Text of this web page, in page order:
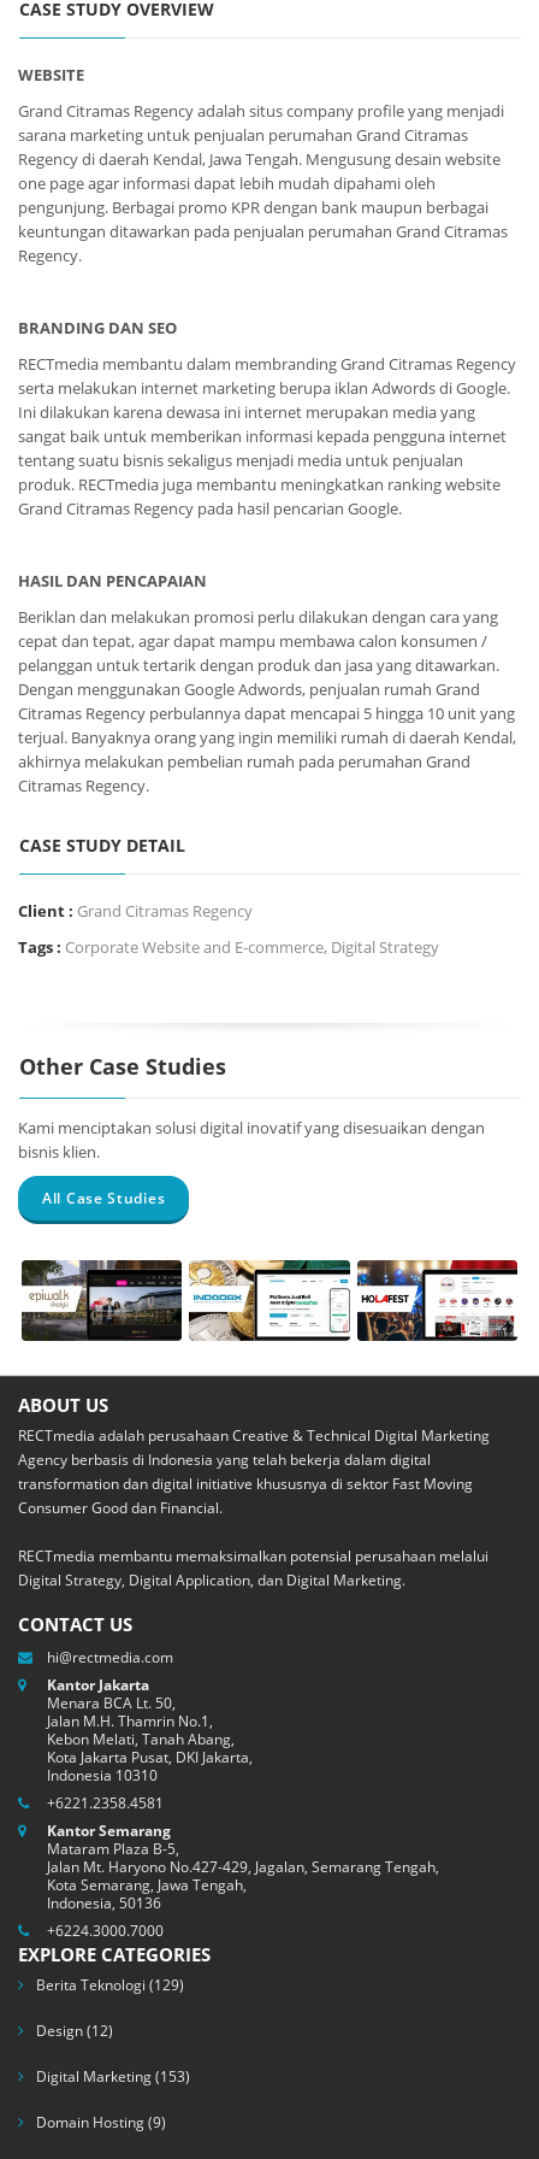
CASE STUDY OVERVIEW
WEBSITE
Grand Citramas Regency adalah situs company profile yang menjadi
sarana marketing untuk penjualan perumahan Grand Citramas
Regency di daerah Kendal, Jawa Tengah. Mengusung desain website
one page agar informasi dapat lebih mudah dipahami oleh
pengunjung. Berbagai promo KPR dengan bank maupun berbagai
keuntungan ditawarkan pada penjualan perumahan Grand Citramas
Regency.
BRANDING DAN SEO
RECTmedia membantu dalam membranding Grand Citramas Regency
serta melakukan internet marketing berupa iklan Adwords di Google.
Ini dilakukan karena dewasa ini internet merupakan media yang
sangat baik untuk memberikan informasi kepada pengguna internet
tentang suatu bisnis sekaligus menjadi media untuk penjualan
produk. RECTmedia juga membantu meningkatkan ranking website
Grand Citramas Regency pada hasil pencarian Google.
HASIL DAN PENCAPAIAN
Beriklan dan melakukan promosi perlu dilakukan dengan cara yang
cepat dan tepat, agar dapat mampu membawa calon konsumen /
pelanggan untuk tertarik dengan produk dan jasa yang ditawarkan.
Dengan menggunakan Google Adwords, penjualan rumah Grand
Citramas Regency perbulannya dapat mencapai 5 hingga 10 unit yang
terjual. Banyaknya orang yang ingin memiliki rumah di daerah Kendal,
akhirnya melakukan pembelian rumah pada perumahan Grand
Citramas Regency.
CASE STUDY DETAIL
Client : Grand Citramas Regency
Tags : Corporate Website and E-commerce, Digital Strategy
Other Case Studies
Kami menciptakan solusi digital inovatif yang disesuaikan dengan
bisnis klien.
All Case Studies
Corporate
Website and E-
commerce UX
Design and
Usability
Indodax
Digital Strategy
Web App
Social Media
ABOUT US
RECTmedia adalah perusahaan Creative & Technical Digital Marketing
Agency berbasis di Indonesia yang telah bekerja dalam digital
transformation dan digital initiative khususnya di sektor Fast Moving
Consumer Good dan Financial.
RECTmedia membantu memaksimalkan potensial perusahaan melalui
Digital Strategy, Digital Application, dan Digital Marketing.
CONTACT US
hi@rectmedia.com
Kantor Jakarta
Menara BCA Lt. 50,
Jalan M.H. Thamrin No.1,
Kebon Melati, Tanah Abang,
Kota Jakarta Pusat, DKI Jakarta,
Indonesia 10310
+6221.2358.4581
Kantor Semarang
Mataram Plaza B-5,
Jalan Mt. Haryono No.427-429, Jagalan, Semarang Tengah,
Kota Semarang, Jawa Tengah,
Indonesia, 50136
+6224.3000.7000
EXPLORE CATEGORIES
Berita Teknologi (129)
Design(12)
Digital Marketing(153)
Domain Hosting(9)